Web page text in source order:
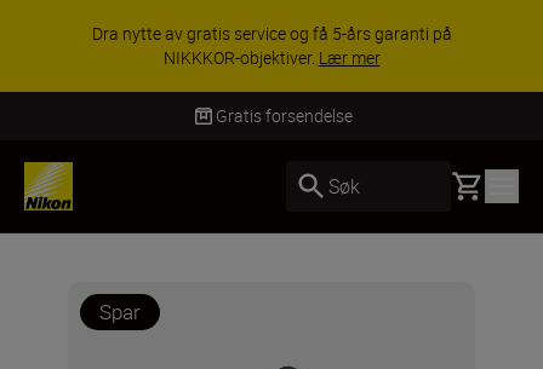
Dra nytte av gratis service og få 5-års garanti på
NIKKKOR-objektiver. Lær mer
Gratis forsendelse
Søk Basket
Spar